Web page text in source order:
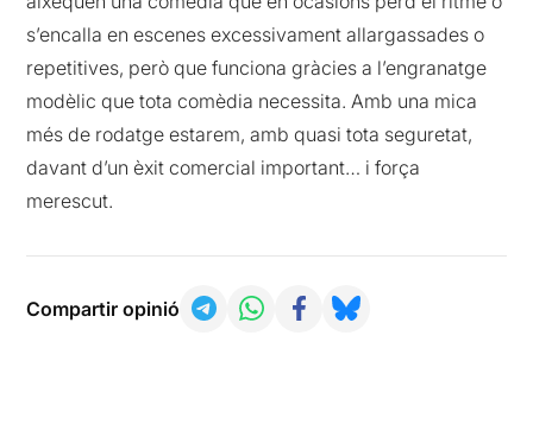
s’encalla en escenes excessivament allargassades o
repetitives, però que funciona gràcies a l’engranatge
modèlic que tota comèdia necessita. Amb una mica
més de rodatge estarem, amb quasi tota seguretat,
davant d’un èxit comercial important… i força
merescut.
Compartir opinió